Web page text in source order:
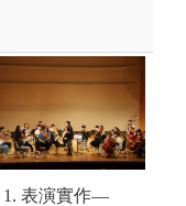
【講座及大師
1. 表演實作—